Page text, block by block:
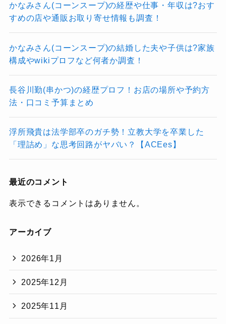
かなみさん(コーンスープ)の経歴や仕事・年収は?おす
すめの店や通販お取り寄せ情報も調査！
かなみさん(コーンスープ)の結婚した夫や子供は?家族
構成やwikiプロフなど何者か調査！
長谷川勤(串かつ)の経歴プロフ！お店の場所や予約方
法・口コミ予算まとめ
浮所飛貴は法学部卒のガチ勢！立教大学を卒業した
「理詰め」な思考回路がヤバい？【ACEes】
最近のコメント
表示できるコメントはありません。
アーカイブ
2026年1月
2025年12月
2025年11月